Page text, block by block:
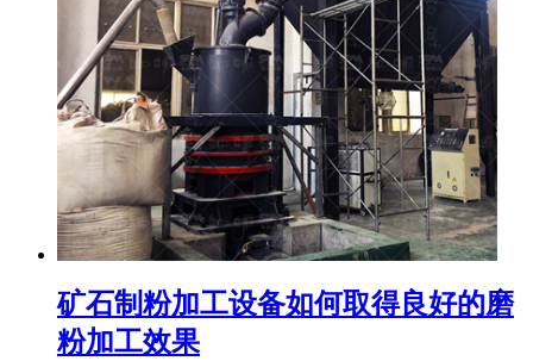
矿石制粉加工设备如何取得良好的磨
粉加工效果